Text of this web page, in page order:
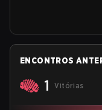
ENCONTROS
1 Vitórias